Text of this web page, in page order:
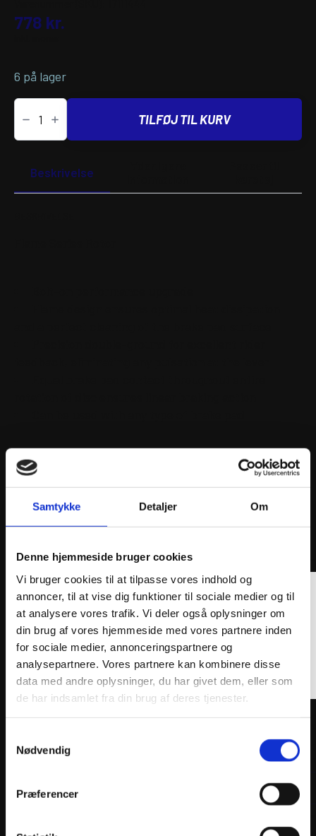
Samtykke Detaljer Om
Denne hjemmeside bruger cookies
Vi bruger cookies til at tilpasse vores indhold og
annoncer, til at vise dig funktioner til sociale medier og til
at analysere vores trafik. Vi deler også oplysninger om
din brug af vores hjemmeside med vores partnere inden
for sociale medier, annonceringspartnere og
analysepartnere. Vores partnere kan kombinere disse
data med andre oplysninger, du har givet dem, eller som
de har indsamlet fra din brug af deres tjenester.
Nødvendig
Præferencer
778 kr.
6 på lager
MOTO-
MASTER
BRAKE
ROTOR
antal
TILFØJ TIL KURV
Beskrivelse
MOTO-MASTER BRAKE CALIPER 4-PISTON SM
3.663kr.
inkl. moms
MASTER
BRAKE
PISTON
690
inkl.